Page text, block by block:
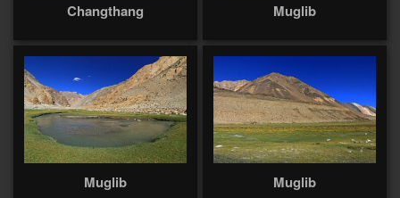
Changthang Muglib
Muglib Muglib